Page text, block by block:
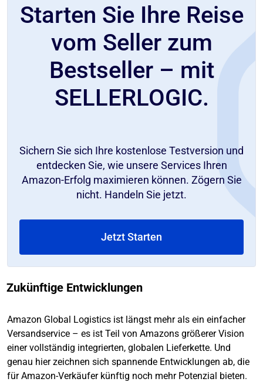
Starten Sie Ihre Reise
vom Seller zum
Bestseller – mit
SELLERLOGIC.
Sichern Sie sich Ihre kostenlose Testversion und
entdecken Sie, wie unsere Services Ihren
Amazon-Erfolg maximieren können. Zögern Sie
nicht. Handeln Sie jetzt.
Jetzt Starten
Zukünftige Entwicklungen
Amazon Global Logistics ist längst mehr als ein einfacher
Versandservice – es ist Teil von Amazons größerer Vision
einer vollständig integrierten, globalen Lieferkette. Und
genau hier zeichnen sich spannende Entwicklungen ab, die
für Amazon-Verkäufer künftig noch mehr Potenzial bieten.